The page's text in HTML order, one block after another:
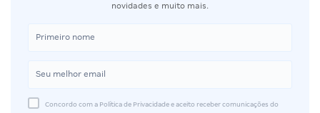
novidades e muito mais.
Concordo com a Política de Privacidade e aceito receber comunicações do